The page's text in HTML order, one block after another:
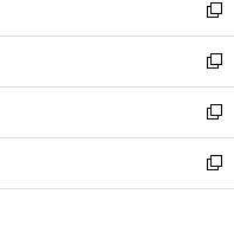
く
で
開
く
ド
ウ
で
開
く
ィ
ン
ド
ウ
で
開
く
い
ウ
ィ
ン
ド
ウ
で
開
新
し
い
ウ
ィ
ン
ド
ウ
新
し
い
ウ
ィ
ン
新
し
い
ウ
新
し